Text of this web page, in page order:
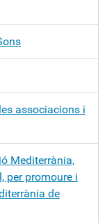
associacions i
Mediterrània,
per promoure i
de